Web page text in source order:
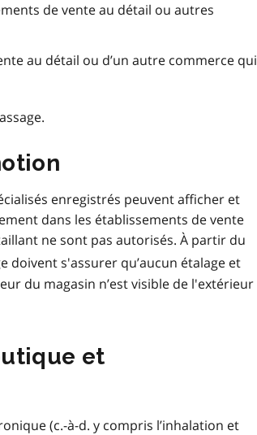
de vente au détail ou autres
au détail ou d’un autre commerce qui
enregistrés peuvent afficher et
dans les établissements de vente
ne sont pas autorisés. À partir du
doivent s'assurer qu’aucun étalage et
du magasin n’est visible de l'extérieur
et
(c.-à-d. y compris l’inhalation et